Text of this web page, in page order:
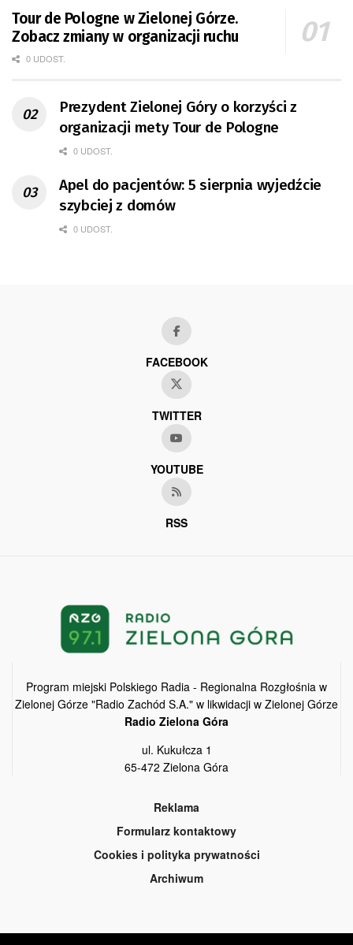
Tour de Pologne w Zielonej Górze.
Zobacz zmiany w organizacji ruchu
0 UDOST.
Prezydent Zielonej Góry o korzyści z
organizacji mety Tour de Pologne
0 UDOST.
Apel do pacjentów: 5 sierpnia wyjedźcie
szybciej z domów
0 UDOST.
FACEBOOK
TWITTER
YOUTUBE
RSS
Program miejski Polskiego Radia - Regionalna Rozgłośnia w
Zielonej Górze "Radio Zachód S.A." w likwidacji w Zielonej Górze
Radio Zielona Góra
ul. Kukułcza 1
65-472 Zielona Góra
Reklama
Formularz kontaktowy
Cookies i polityka prywatności
Archiwum